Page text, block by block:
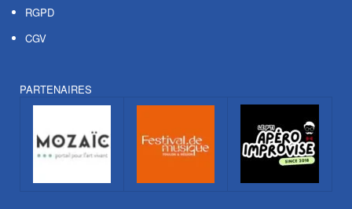
RGPD
CGV
PARTENAIRES